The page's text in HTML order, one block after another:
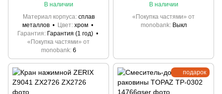
В наличии
Материал корпуса сплав
металлов
Цвет хром
Гарантия
Гарантия (1 год)
«Покупка частями» от
monobank 6
В наличии
«Покупка частями» от
monobank
Выкл
подарок